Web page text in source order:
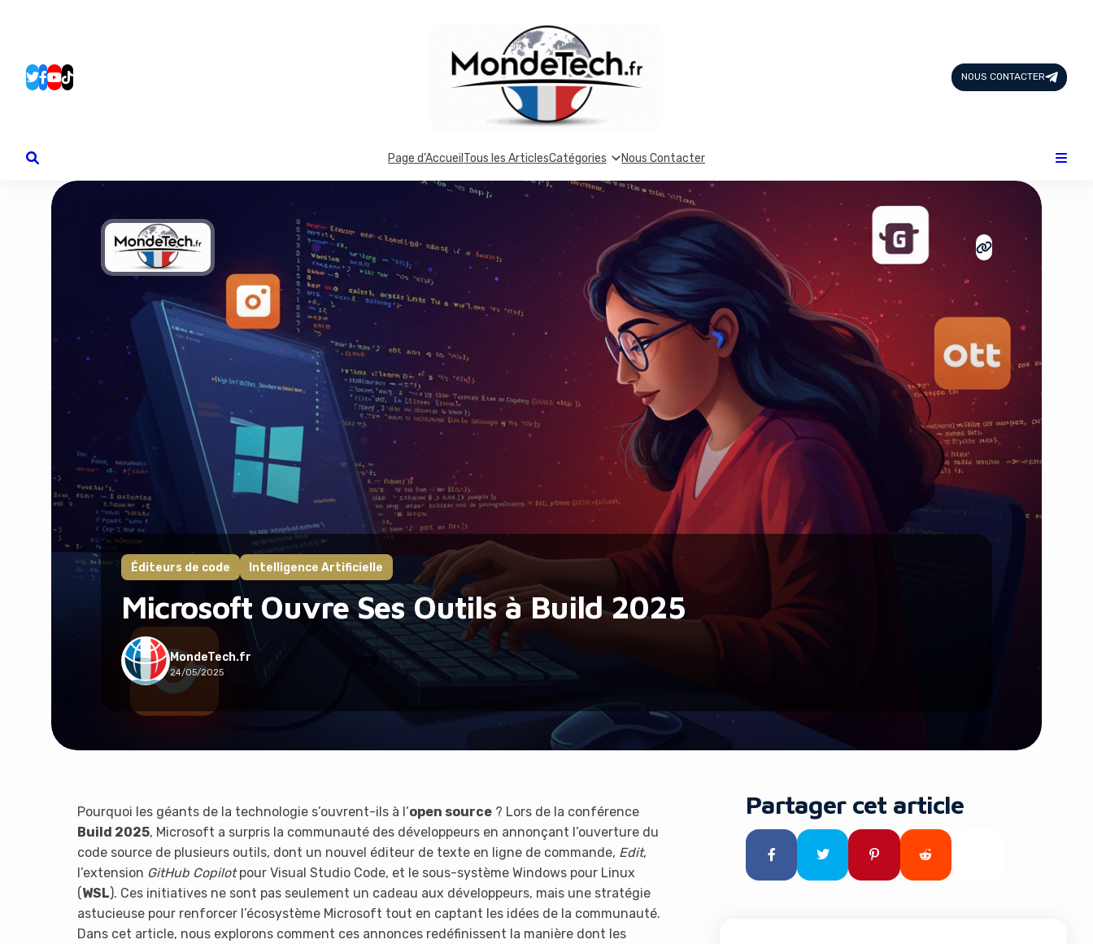
NOUS CONTACTER
Page d’Accueil Tous les ArticlesCatégories Nous Contacter
Éditeurs de code Intelligence Artificielle
Microsoft Ouvre Ses Outils à Build 2025
MondeTech.fr
24/05/2025
Pourquoi les géants de la technologie s’ouvrent-ils à l’open source? Lors de la conférence
Build 2025, Microsoft a surpris la communauté des développeurs en annonçant l’ouverture du
code source de plusieurs outils, dont un nouvel éditeur de texte en ligne de commande, Edit,
l’extension GitHub Copilotpour Visual Studio Code, et le sous-système Windows pour Linux
(WSL). Ces initiatives ne sont pas seulement un cadeau aux développeurs, mais une stratégie
astucieuse pour renforcer l’écosystème Microsoft tout en captant les idées de la communauté.
Dans cet article, nous explorons comment ces annonces redéfinissent la manière dont les
Partager cet article
Design & Créativité
E-commerce
Famille
Finance
Intelligence Artificielle
Lifestyle
Marketing & Ventes
Plateformes
Produits physiques
Santé et Forme
Social & Communauté
Tech & Développement
Travail & Productivité
Voyage